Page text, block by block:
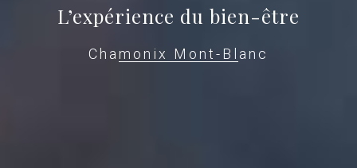
L’expérience du bien-être
Chamonix Mont-Blanc